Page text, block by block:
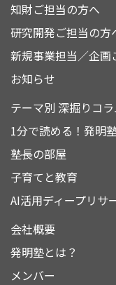
知財ご担当の方へ
研究開発ご担当の方
新規事業担当／企画
お知らせ
テーマ別 深掘りコ
1分で読める！発明
塾長の部屋
子育てと教育
AI活用ディープリサ
会社概要
発明塾とは？
メンバー